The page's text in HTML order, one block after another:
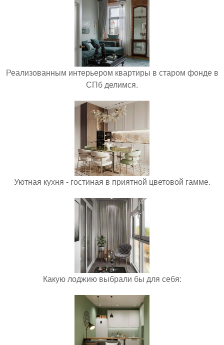
Реализованным интерьером квартиры в старом фонде в
СПб делимся.
Уютная кухня - гостиная в приятной цветовой гамме.
Какую лоджию выбрали бы для себя: